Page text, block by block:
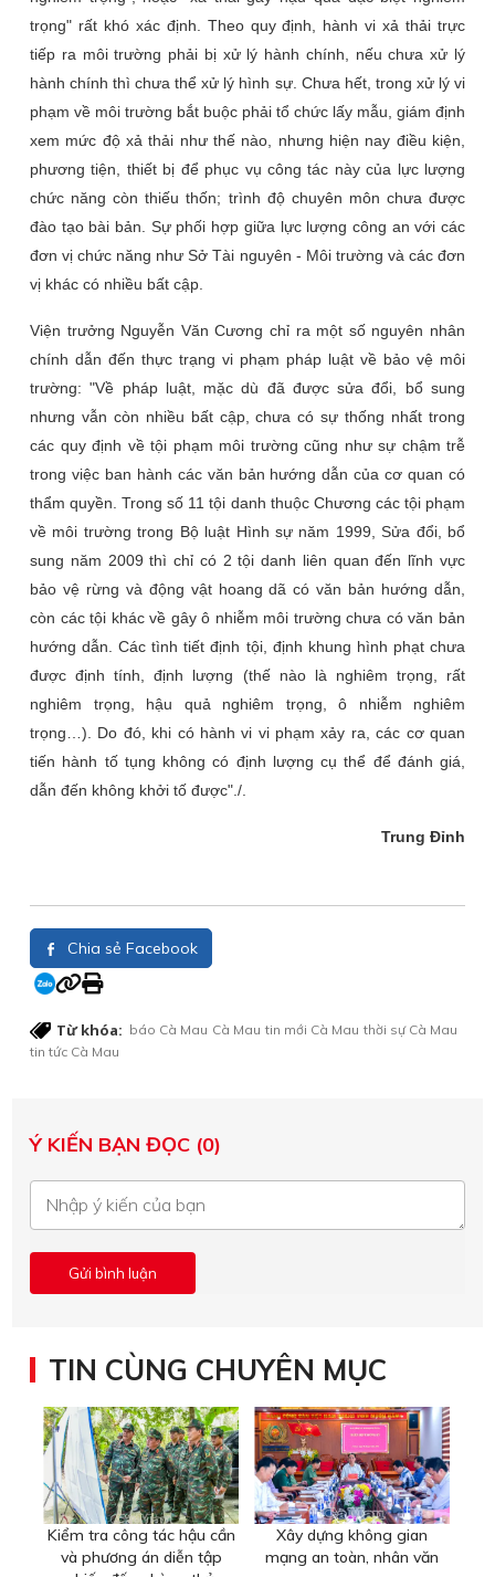
trọng" rất khó xác định. Theo quy định, hành vi xả thải trực
tiếp ra môi trường phải bị xử lý hành chính, nếu chưa xử lý
hành chính thì chưa thể xử lý hình sự. Chưa hết, trong xử lý vi
phạm về môi trường bắt buộc phải tổ chức lấy mẫu, giám định
xem mức độ xả thải như thế nào, nhưng hiện nay điều kiện,
phương tiện, thiết bị để phục vụ công tác này của lực lượng
chức năng còn thiếu thốn; trình độ chuyên môn chưa được
đào tạo bài bản. Sự phối hợp giữa lực lượng công an với các
đơn vị chức năng như Sở Tài nguyên - Môi trường và các đơn
vị khác có nhiều bất cập.
Viện trưởng Nguyễn Văn Cương chỉ ra một số nguyên nhân
chính dẫn đến thực trạng vi phạm pháp luật về bảo vệ môi
trường: "Về pháp luật, mặc dù đã được sửa đổi, bổ sung
nhưng vẫn còn nhiều bất cập, chưa có sự thống nhất trong
các quy định về tội phạm môi trường cũng như sự chậm trễ
trong việc ban hành các văn bản hướng dẫn của cơ quan có
thẩm quyền. Trong số 11 tội danh thuộc Chương các tội phạm
về môi trường trong Bộ luật Hình sự năm 1999, Sửa đổi, bổ
sung năm 2009 thì chỉ có 2 tội danh liên quan đến lĩnh vực
bảo vệ rừng và động vật hoang dã có văn bản hướng dẫn,
còn các tội khác về gây ô nhiễm môi trường chưa có văn bản
hướng dẫn. Các tình tiết định tội, định khung hình phạt chưa
được định tính, định lượng (thế nào là nghiêm trọng, rất
nghiêm trọng, hậu quả nghiêm trọng, ô nhiễm nghiêm
trọng…). Do đó, khi có hành vi vi phạm xảy ra, các cơ quan
tiến hành tố tụng không có định lượng cụ thể để đánh giá,
dẫn đến không khởi tố được"./.
Trung Đỉnh
Chia sẻ Facebook
Từ khóa: báo Cà Mau Cà Mau tin mới Cà Mau thời sự Cà Mau
tin tức Cà Mau
Ý KIẾN BẠN ĐỌC (0)
TIN CÙNG CHUYÊN MỤC
Kiểm tra công tác hậu cần
và phương án diễn tập
Xây dựng không gian
mạng an toàn, nhân văn